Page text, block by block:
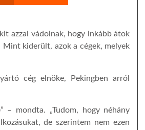
azzal vádolnak, hogy inkább átok
Mint kiderült, azok a cégek, melyek
cég elnöke, Pekingben arról
– mondta. „Tudom, hogy néhány
de szerintem nem ezen